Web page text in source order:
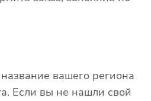
вашего региона
Если вы не нашли свой